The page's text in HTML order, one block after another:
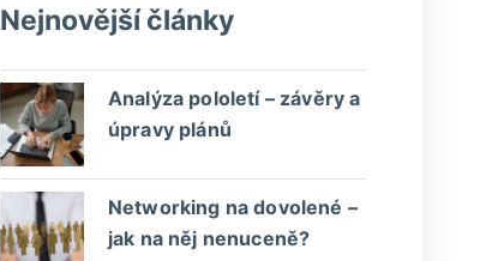
Nejnovější články
Analýza pololetí – závěry a
úpravy plánů
Networking na dovolené –
jak na něj nenuceně?